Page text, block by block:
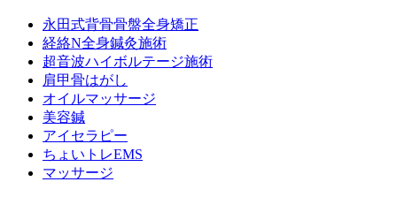
永田式背骨骨盤全身矯正
経絡N全身鍼灸施術
超音波ハイボルテージ施術
肩甲骨はがし
オイルマッサージ
美容鍼
アイセラピー
ちょいトレEMS
マッサージ